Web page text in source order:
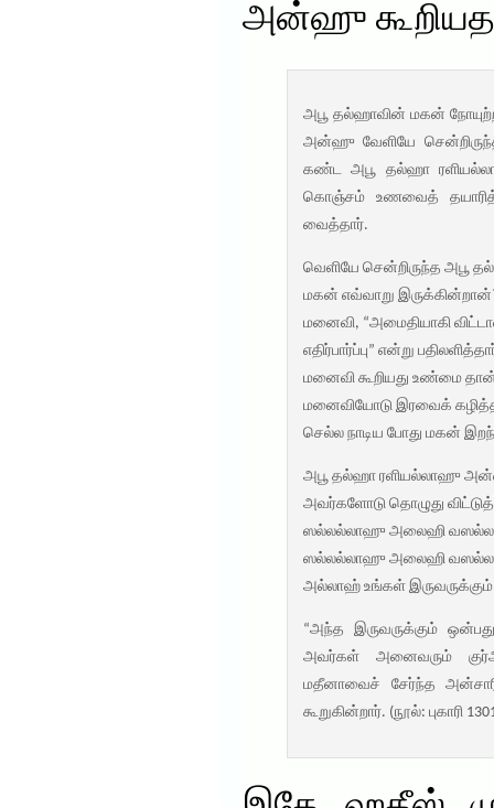
அன்ஹு
அபூ தல்ஹாவின் மகன்
அன்ஹு வேளியே
கண்ட அபூ தல்ஹா
கொஞ்சம் உணவைத்
வைத்தார்.
வெளியே சென்றிருந்த அபூ
மகன் எவ்வாறு
மனைவி, “அமைதியாகி
எதிர்பார்ப்பு” என்று
மனைவி கூறியது உண்மை
மனைவியோடு இரவைக்
செல்ல நாடிய போது மகன்
அபூ தல்ஹா ரளியல்லாஹு
அவர்களோடு தொழுது
ஸல்லல்லாஹு அலைஹி வஸல்லம்
ஸல்லல்லாஹு அலைஹி
அல்லாஹ் உங்கள் இருவருக்கும்
“அந்த இருவருக்கும்
அவர்கள் அனைவரும்
மதீனாவைச் சேர்ந்த
கூறுகின்றார். (நூல்: புகாரி